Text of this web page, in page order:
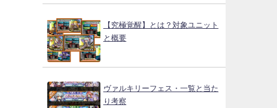
【究極覚醒】とは？対象ユニット
と概要
ヴァルキリーフェス・一覧と当た
り考察